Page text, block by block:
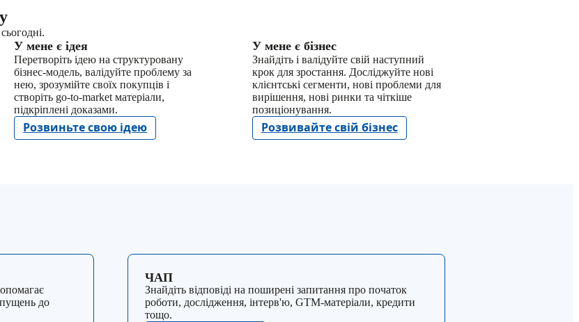
У мене є ідея
Перетворіть ідею на структуровану
бізнес-модель, валідуйте проблему за
нею, зрозумійте своїх покупців і
створіть go-to-market матеріали,
підкріплені доказами.
Розвиньте свою ідею
У мене є бізнес
Знайдіть і валідуйте свій наступний
крок для зростання. Досліджуйте нові
клієнтські сегменти, нові проблеми для
вирішення, нові ринки та чіткіше
позиціонування.
Розвивайте свій бізнес
до
ЧАП
Знайдіть відповіді на поширені запитання про початок
роботи, дослідження, інтерв'ю, GTM-матеріали, кредити
тощо.